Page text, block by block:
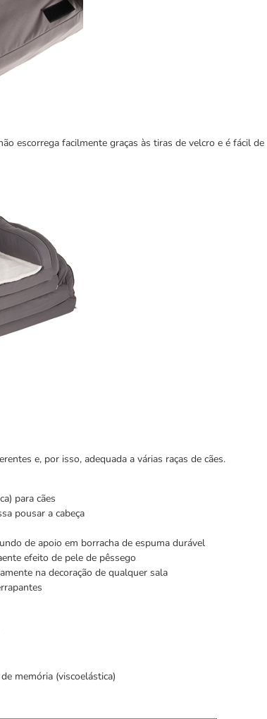
escorrega facilmente graças às tiras de velcro e é fácil de
e, por isso, adequada a várias raças de cães.
para cães
pousar a cabeça
de apoio em borracha de espuma durável
efeito de pele de pêssego
na decoração de qualquer sala
memória (viscoelástica)